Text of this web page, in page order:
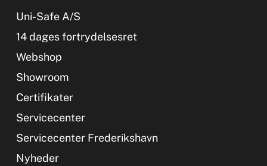
Uni-Safe A/S
14 dages fortrydelsesret
Webshop
Showroom
Certifikater
Servicecenter
Servicecenter Frederikshavn
Nyheder